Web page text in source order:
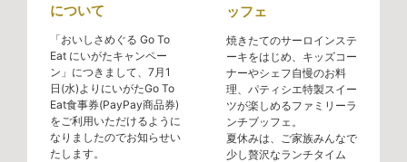
について
「おいしさめぐる Go To
Eat にいがたキャンペー
ン」につきまして、7月1
日(水)よりにいがたGo To
Eat食事券(PayPay商品券)
をご利用いただけるように
なりましたのでお知らせい
たします。
ッフェ
焼きたてのサーロインステ
ーキをはじめ、キッズコー
ナーやシェフ自慢のお料
理、パティシエ特製スイー
ツが楽しめるファミリーラ
ンチブッフェ。
夏休みは、ご家族みんなで
少し贅沢なランチタイム